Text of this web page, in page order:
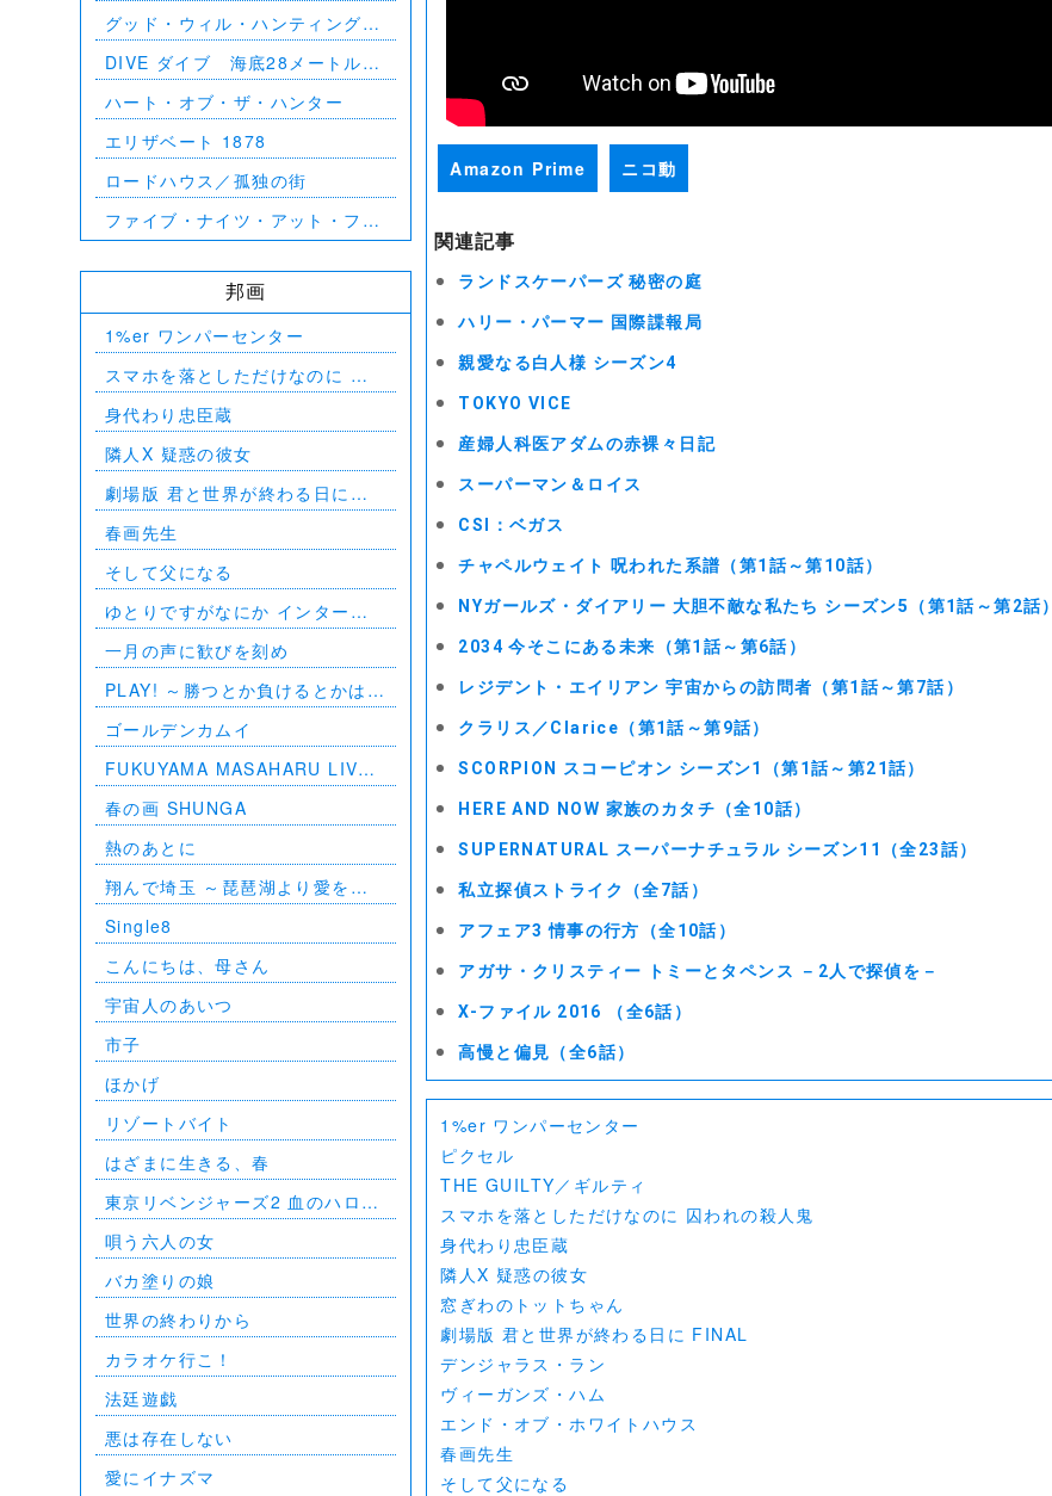
Amazon Prime ニコ動
関連記事
ランドスケーパーズ 秘密の庭
ハリー・パーマー 国際諜報局
親愛なる白人様 シーズン4
TOKYO VICE
産婦人科医アダムの赤裸々日記
スーパーマン＆ロイス
CSI：ベガス
チャペルウェイト 呪われた系譜（第1話～第10話）
NYガールズ・ダイアリー 大胆不敵な私たち シーズン5（第1話～第2話）
2034 今そこにある未来（第1話～第6話）
レジデント・エイリアン 宇宙からの訪問者（第1話～第7話）
クラリス／Clarice（第1話～第9話）
SCORPION スコーピオン シーズン1（第1話～第21話）
HERE AND NOW 家族のカタチ（全10話）
SUPERNATURAL スーパーナチュラル シーズン11（全23話）
私立探偵ストライク（全7話）
アフェア3 情事の行方（全10話）
アガサ・クリスティー トミーとタペンス －2人で探偵を－
X-ファイル 2016 （全6話）
高慢と偏見（全6話）
1%er ワンパーセンター
ピクセル
THE GUILTY／ギルティ
スマホを落としただけなのに 囚われの殺人鬼
身代わり忠臣蔵
隣人X 疑惑の彼女
窓ぎわのトットちゃん
劇場版 君と世界が終わる日に FINAL
デンジャラス・ラン
ヴィーガンズ・ハム
エンド・オブ・ホワイトハウス
春画先生
そして父になる
グッド・ウィル・ハンティング／
旅立ち
DIVE ダイブ 海底28メートルの
絶望
ハート・オブ・ザ・ハンター
エリザベート 1878
ロードハウス／孤独の街
ファイブ・ナイツ・アット・フレ
ディーズ
邦画
1%er ワンパーセンター
スマホを落としただけなのに 囚
われの殺人鬼
身代わり忠臣蔵
隣人X 疑惑の彼女
劇場版 君と世界が終わる日に
FINAL
春画先生
そして父になる
ゆとりですがなにか インターナ
ショナル
一月の声に歓びを刻め
PLAY! ～勝つとか負けるとかは、
どーでもよくて～
ゴールデンカムイ
FUKUYAMA MASAHARU LIVE
FILM 言霊の幸わう夏 @NIPPON
BUDOKAN 2023
春の画 SHUNGA
熱のあとに
翔んで埼玉 ～琵琶湖より愛をこ
めて～
Single8
こんにちは、母さん
宇宙人のあいつ
市子
ほかげ
リゾートバイト
はざまに生きる、春
東京リベンジャーズ2 血のハロウ
ィン編 -決戦-
唄う六人の女
バカ塗りの娘
世界の終わりから
カラオケ行こ！
法廷遊戯
悪は存在しない
愛にイナズマ